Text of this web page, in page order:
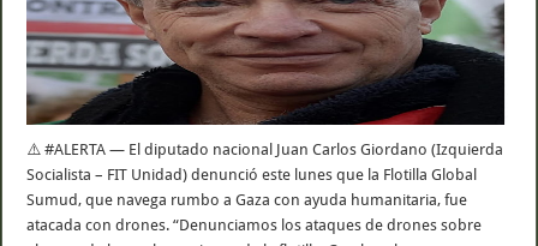
⚠️ #ALERTA — El diputado nacional Juan Carlos Giordano (Izquierda
Socialista – FIT Unidad) denunció este lunes que la Flotilla Global
Sumud, que navega rumbo a Gaza con ayuda humanitaria, fue
atacada con drones. “Denunciamos los ataques de drones sobre